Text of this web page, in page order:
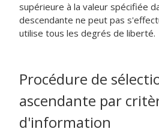
supérieure à la valeur spécifiée
descendante ne peut pas
utilise tous les degrés de liberté.
Procédure de
ascendante par
d'information